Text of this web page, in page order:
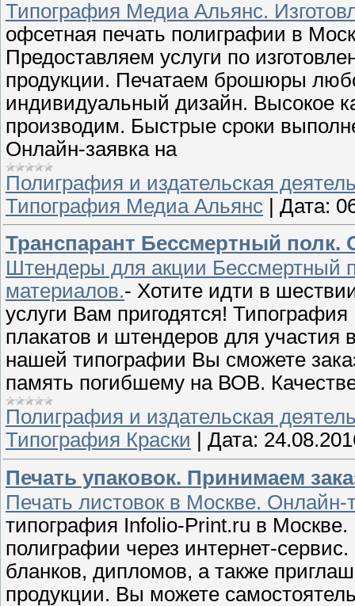
Типография Медиа Альянс.
офсетная печать полиграфии в
Предоставляем услуги по
продукции. Печатаем брошюры
индивидуальный дизайн. Высокое
производим. Быстрые сроки
Онлайн-заявка на
Полиграфия и издательская
Типография Медиа Альянс | Дата:
Транспарант Бессмертный полк.
Штендеры для акции Бессмертный
материалов.- Хотите идти в
услуги Вам пригодятся! Типография
плакатов и штендеров для
нашей типографии Вы сможете
память погибшему на ВОВ.
Полиграфия и издательская
Типография Краски
Дата:
Печать упаковок. Принимаем
Печать листовок в Москве.
типография Infolio-Print.ru в
полиграфии через интернет-
бланков, дипломов, а также
продукции. Вы можете